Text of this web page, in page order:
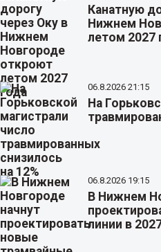
Канатную
Нижнем
летом 2027
06.8.2026 21:15
На
06.8.2026 19:15
В Нижнем
линии в